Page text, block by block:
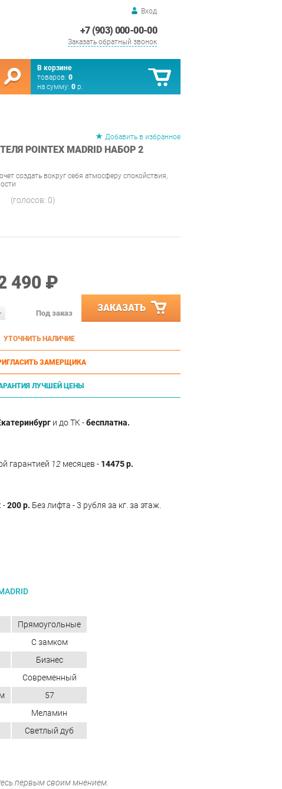
Вход
+7 (903) 000-00-00
Заказать обратный звонок
В корзине
товаров: 0
на сумму: 0 р.
Добавить в избранное
POINTEX MADRID НАБОР 2
создать вокруг себя атмосферу спокойствия,
(голосов: 0)
490 ₽
Под заказ ЗАКАЗАТЬ
УТОЧНИТЬ НАЛИЧИЕ
ЗАМЕРЩИКА
ЛУЧШЕЙ ЦЕНЫ
и до ТК -бесплатна.
гарантией 12 месяцев - 14475 р.
-200 р. Без лифта - 3 рубля за кг. за этаж.
Прямоугольные
С замком
Бизнес
Современный
57
Меламин
Светлый дуб
первым своим мнением.